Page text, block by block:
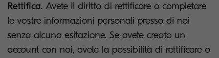
Rettifica. Avete il diritto di rettificare o completare
le vostre informazioni personali presso di noi
senza alcuna esitazione. Se avete creato un
account con noi, avete la possibilità di rettificare o